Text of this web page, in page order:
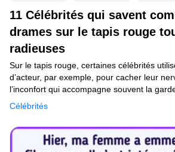
11 Célébrités qui savent
drames sur le tapis rouge
radieuses
Célébrités
Sur le tapis rouge, certaines célébrités
d’acteur, par exemple, pour cacher leur
l’inconfort qui accompagne souvent la
choisie. D’autres, en revanche, ont
permettent de sortir avec grâce. Et puis il y
simplement que les dysfonctionnements
à tous !